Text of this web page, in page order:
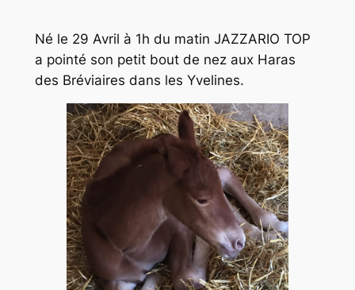
Né le 29 Avril à 1h du matin JAZZARIO TOP
a pointé son petit bout de nez aux Haras
des Bréviaires dans les Yvelines.